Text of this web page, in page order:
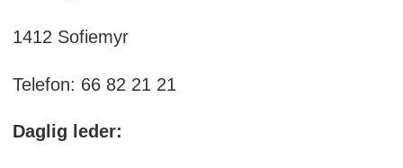
1412 Sofiemyr
Telefon: 66 82 21 21
Daglig leder: